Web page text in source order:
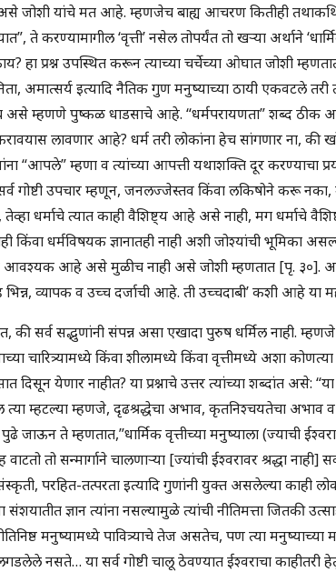
असे जोशी यांचे मत आहे. म्हणजेच बाह्य आचरण कितीही
ते करण्यामागील ‘वृत्ती’ नसेल तोपर्यंत तो खर्‍या अर्थाने
हा प्रश्न उपस्थित करून त्याच्या चर्चेच्या ओघात जोशी
अमात्सर्य इत्यादि नैतिक गुण मनुष्याच्या ठायी एकवटले तरी
म्हणणे पुष्कळ धाडसाचे आहे. “धर्मपरायणता” शब्द ठीक
लावणार आहे? धर्म तरी लोकांना हेच सांगणार ना, की
“आपले” म्हणा व त्यांच्या आपत्ती यथाशक्ति दूर करण्याचा
गोष्टी उपचार म्हणून, जनलज्जेस्तव किंवा लकिषोने करू
धर्माचे त्यात काही वैशिष्ट्य आहे असे नाही, मग धर्माचे
किंवा धर्मविषयक ज्ञानातही नाही अशी जोश्यांची भूमिका
आवश्यक आहे असे मुळीच नाही असे जोशी म्हणतात [पृ. ३०].
भिन्न, व्यापक व उच्च दर्जाची आहे. ती उच्चदाबी’ कशी आहे या
की सर्व सद्भुणांनी संपन्न असा एखादा पुरुष धर्मिल नाही. म्हणजे
चारित्र्यामध्ये किंवा शीलामध्ये किंवा वृत्तीमध्ये अशा कोणत्या
दिसून येणार नाहीत? या प्रश्नाचे उत्तर त्यांच्या शब्दांत असे:
त्या म्हटल्या म्हणजे, दृढश्रद्धेचा अभाव, कृतनिश्चयतेचा
जाऊन ते म्हणतात,”धार्मिक वृत्तीच्या मनुष्याला (ज्याची
तो सन्मार्गाने चालणार्‍या [ज्यांची ईश्वरावर श्रद्धा नाही]
परहित-तत्परता इत्यादि गुणांनी युक्त असलेल्या काही
संशयातीत ज्ञान त्यांना नसल्यामुळे त्यांची नीतिमत्ता जितकी
मनुष्यामध्ये पावित्र्याचे तेज असतेच, पण त्या मनुष्याच्या
नसते… या सर्व गोष्टी चालू ठेवण्यात ईश्वराचा काहीतरी